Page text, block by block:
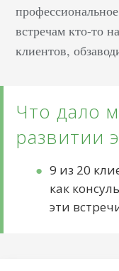
встречам кто-то
клиентов,
Что дало
развитии
9 из 20
как
эти